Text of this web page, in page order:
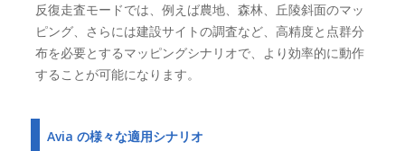
反復走査モードでは、例えば農地、森林、丘陵斜面のマッ
ピング、さらには建設サイトの調査など、高精度と点群分
布を必要とするマッピングシナリオで、より効率的に動作
することが可能になります。
Avia の様々な適用シナリオ